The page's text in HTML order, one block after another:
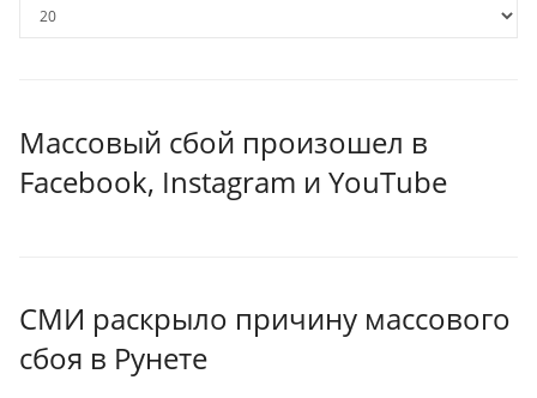
Массовый сбой произошел в
Facebook, Instagram и YouTube
СМИ раскрыло причину массового
сбоя в Рунете